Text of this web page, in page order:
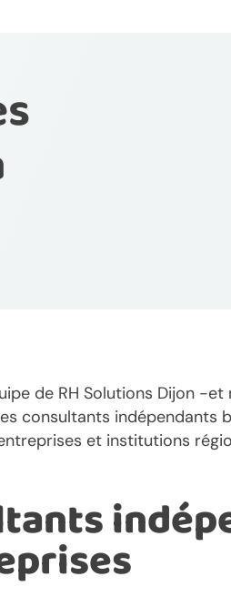
de RH Solutions Dijon -
consultants
et institutions